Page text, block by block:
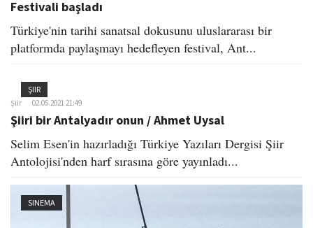
Festivali başladı
Türkiye'nin tarihi sanatsal dokusunu uluslararası bir
platformda paylaşmayı hedefleyen festival, Ant...
ŞIIR
Şiir 02.05.2021 21:49
Şiiri bir Antalyadır onun / Ahmet Uysal
Selim Esen'in hazırladığı Türkiye Yazıları Dergisi Şiir
Antolojisi'nden harf sırasına göre yayınladı...
SINEMA